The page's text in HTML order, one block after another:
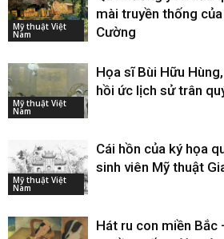
Mỹ thuật Việt
Nam
mài truyền thống
Cường
Mỹ thuật Việt
Nam
Họa sĩ Bùi Hữu
hồi ức lịch sử trân
Mỹ thuật Việt
Nam
Cái hồn của ký họa
sinh viên Mỹ thuật
Hát ru con miền Bắc